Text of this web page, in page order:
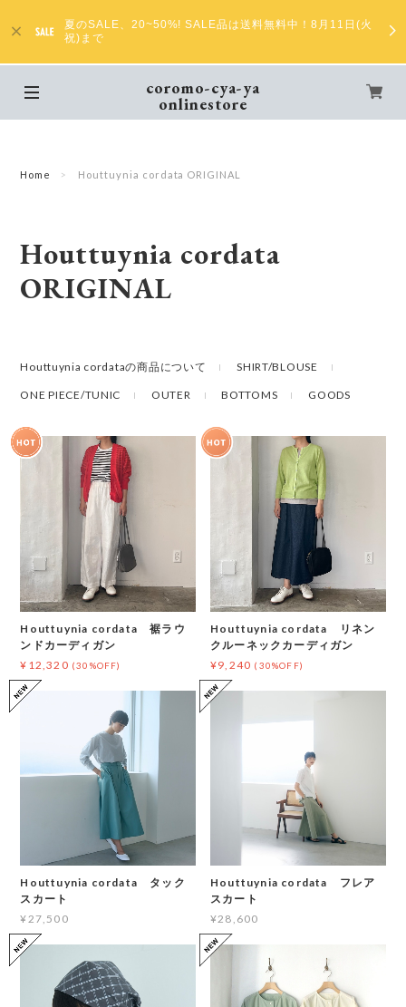
夏のSALE、20~50%! SALE品は送料無料中！8月11日(火
祝)まで
coromo-cya-ya
onlinestore
Home Houttuynia cordata ORIGINAL
Houttuynia cordata
ORIGINAL
Houttuynia cordataの商品について SHIRT/BLOUSE
ONE PIECE/TUNIC OUTER BOTTOMS GOODS
Houttuynia cordata 裾ラウ
ンドカーディガン
¥12,320 (30%OFF)
Houttuynia cordata リネン
クルーネックカーディガン
¥9,240 (30%OFF)
Houttuynia cordata タック
スカート
¥27,500
Houttuynia cordata フレア
スカート
¥28,600